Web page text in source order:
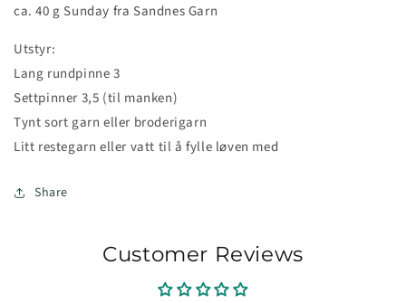
ca. 40 g Sunday fra Sandnes Garn
Utstyr:
Lang rundpinne 3
Settpinner 3,5 (til manken)
Tynt sort garn eller broderigarn
Litt restegarn eller vatt til å fylle løven med
Share
Customer Reviews